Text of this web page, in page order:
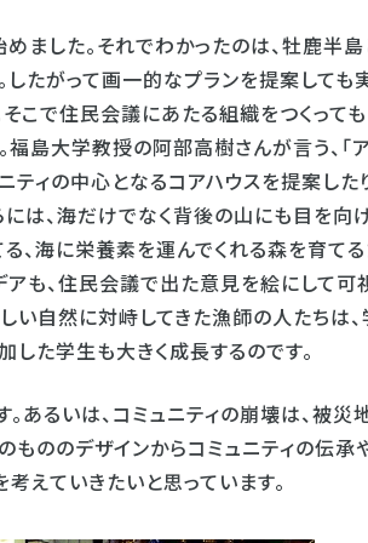
した。それでわかったのは、牡鹿半島
したがって画一的なプランを提案しても
こで住民会議にあたる組織をつくって
福島大学教授の阿部高樹さんが言う、「
ティの中心となるコアハウスを提案した
は、海だけでなく背後の山にも目を向け
、海に栄養素を運んでくれる森を育て
も、住民会議で出た意見を絵にして可
い自然に対峙してきた漁師の人たちは、
した学生も大きく成長するのです。
るいは、コミュニティの崩壊は、被災
もののデザインからコミュニティの伝承
えていきたいと思っています。